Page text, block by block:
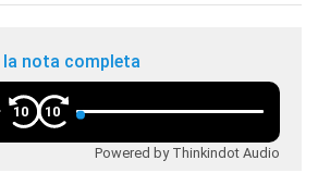
la nota completa
10 10
Powered by Thinkindot Audio